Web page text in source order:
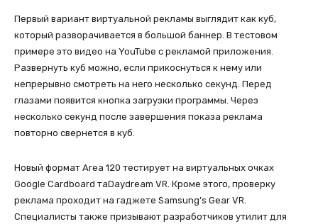
Первый вариант виртуальной рекламы выглядит как куб,
который разворачивается в большой баннер. В тестовом
примере это видео на YouTube с рекламой приложения.
Развернуть куб можно, если прикоснуться к нему или
непрерывно смотреть на него несколько секунд. Перед
глазами появится кнопка загрузки программы. Через
несколько секунд после завершения показа реклама
повторно свернется в куб.
Новый формат Area 120 тестирует на виртуальных очках
Google Cardboard таDaydream VR. Кроме этого, проверку
реклама проходит на гаджете Samsung’s Gear VR.
Специалисты также призывают разработчиков утилит для